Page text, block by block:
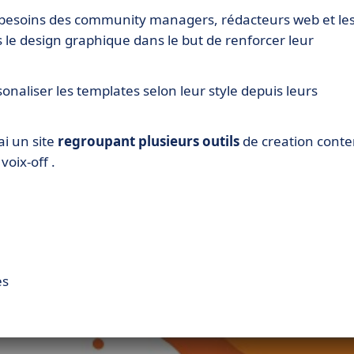
des community managers, rédacteurs web et
design graphique dans le but de renforcer leur
les templates selon leur style depuis leurs
un site regroupant plusieurs outils de creation
off .